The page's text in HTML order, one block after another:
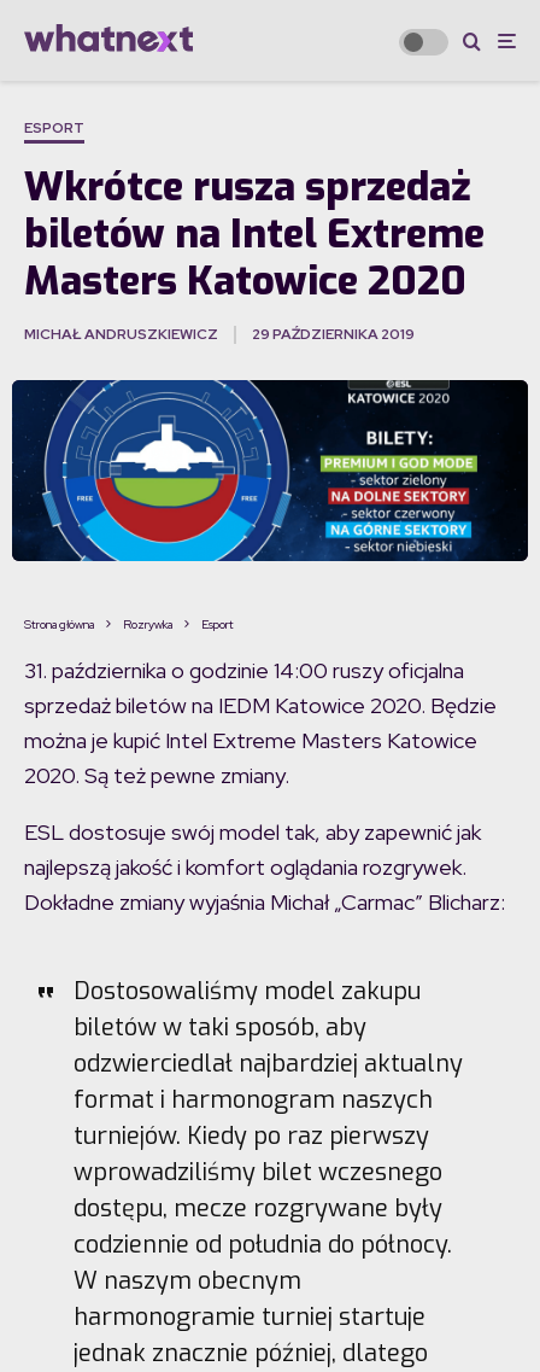
ESPORT
Wkrótce rusza sprzedaż
biletów na Intel Extreme
Masters Katowice 2020
MICHAŁ ANDRUSZKIEWICZ 29 PAŹDZIERNIKA 2019
Strona główna Rozrywka Esport
31. października o godzinie 14:00 ruszy oficjalna
sprzedaż biletów na IEDM Katowice 2020. Będzie
można je kupić Intel Extreme Masters Katowice
2020. Są też pewne zmiany.
ESL dostosuje swój model tak, aby zapewnić jak
najlepszą jakość i komfort oglądania rozgrywek.
Dokładne zmiany wyjaśnia Michał „Carmac” Blicharz:
Dostosowaliśmy model zakupu
biletów w taki sposób, aby
odzwierciedlał najbardziej aktualny
format i harmonogram naszych
turniejów. Kiedy po raz pierwszy
wprowadziliśmy bilet wczesnego
dostępu, mecze rozgrywane były
codziennie od południa do północy.
W naszym obecnym
harmonogramie turniej startuje
jednak znacznie później, dlatego